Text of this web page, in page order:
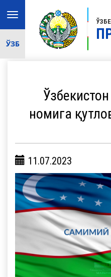
Toggle
navigation
ЎЗБ
номига
11.07.2023